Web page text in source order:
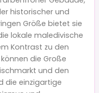
historischer und
Größe bietet sie
lokale maledivische
Kontrast zu den
die Große
und den
die einzigartige